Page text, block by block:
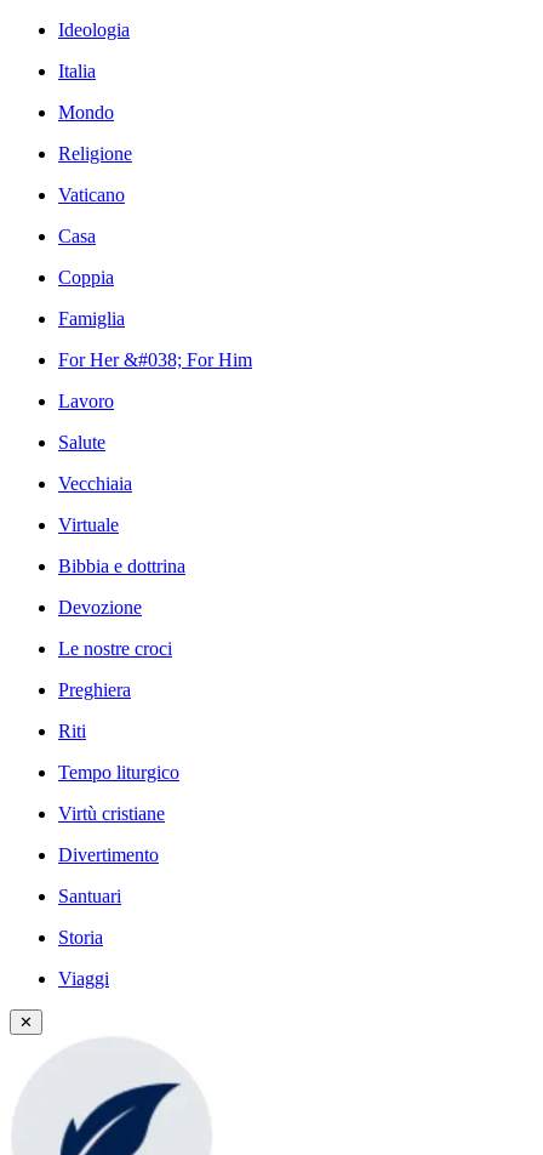
Ideologia
Italia
Mondo
Religione
Vaticano
Casa
Coppia
Famiglia
For Her &#038; For Him
Lavoro
Salute
Vecchiaia
Virtuale
Bibbia e dottrina
Devozione
Le nostre croci
Preghiera
Riti
Tempo liturgico
Virtù cristiane
Divertimento
Santuari
Storia
Viaggi
✕